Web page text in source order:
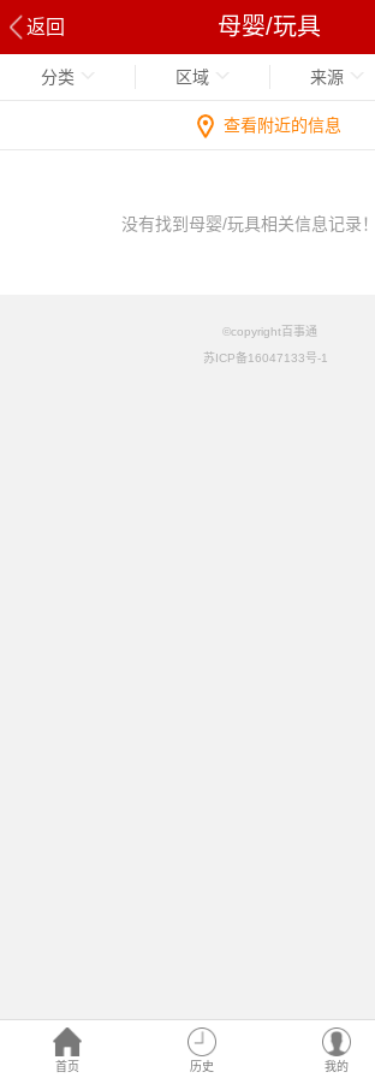
返回 母婴/玩具
首页 历史 我的
分类 区域 来源
查看附近的信息
没有找到母婴/玩具相关信息记录！
©copyright百事通
苏ICP备16047133号-1